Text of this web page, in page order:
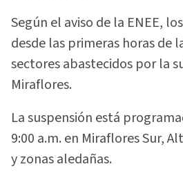
Según el aviso de la ENEE,
desde las primeras horas de
sectores abastecidos por la
Miraflores.
La suspensión está
9:00 a.m. en Miraflores Sur,
y zonas aledañas.